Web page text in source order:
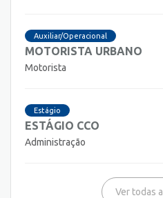
Auxiliar/Operacional
MOTORISTA URBANO
Motorista
Estágio
ESTÁGIO CCO
Administração
Ver todas